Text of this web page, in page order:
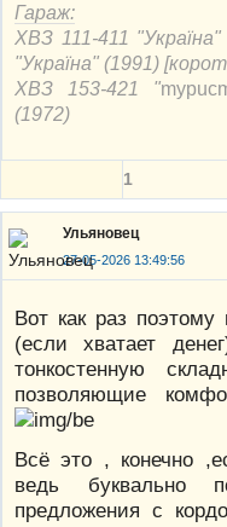
Гараж:
ХВЗ 111-411
"Україна" (1991)
ХВЗ 153-421 "
(1972)
1
Ульяновец
27-05-2026 13:49:56
Вот как раз
(если хватает
тонкостенную
позволяющие
Всё это , конечно
ведь буквально
предложения с